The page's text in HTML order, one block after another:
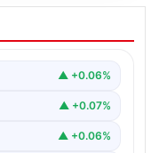
Ne
açıklanacak
▲ +0.06%
▲ +0.07%
▲ +0.06%